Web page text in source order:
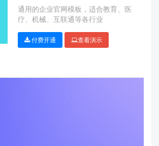
通用的企业官网模板，适合教育、医
疗、机械、互联通等各行业
付费开通 查看演示